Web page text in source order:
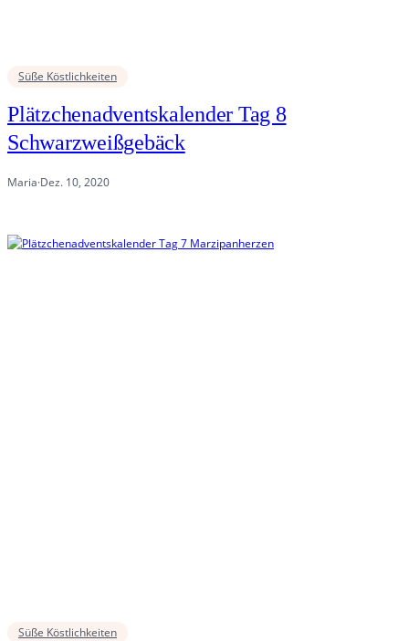
Süße Köstlichkeiten
Plätzchenadventskalender Tag 8
Schwarzweißgebäck
Maria·Dez. 10, 2020
Süße Köstlichkeiten